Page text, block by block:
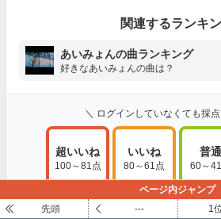
関連するランキ
あいみょんの曲ランキング
好きなあいみょんの曲は？
＼ ログインしていなくても採
超いいね
100～81点
いいね
80～61点
普通
60～
採点・コメントす
ページ内ジャンプ
先頭
--- 1